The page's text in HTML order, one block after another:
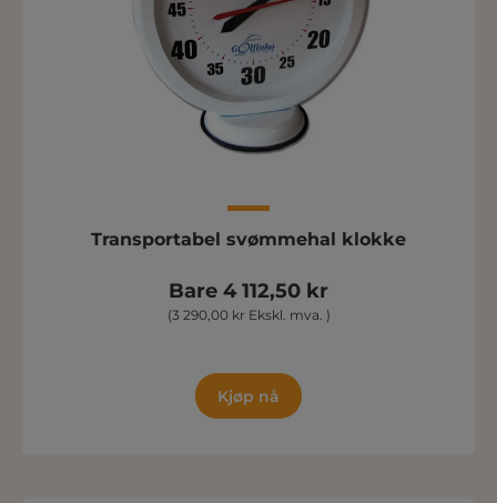
Transportabel svømmehal klokke
Bare 4 112,50 kr
(3 290,00 kr Ekskl. mva. )
Kjøp nå